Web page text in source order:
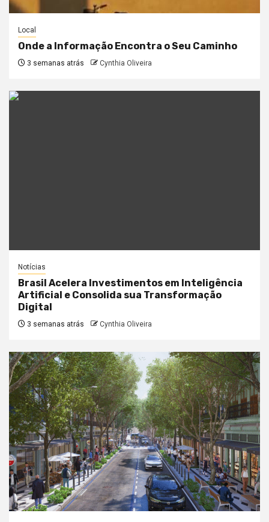
Local
Onde a Informação Encontra o Seu Caminho
3 semanas atrás Cynthia Oliveira
Notícias
Brasil Acelera Investimentos em Inteligência
Artificial e Consolida sua Transformação
Digital
3 semanas atrás Cynthia Oliveira